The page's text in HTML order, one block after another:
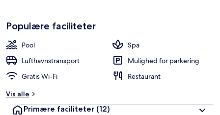
Populære faciliteter
Pool
Spa
Lufthavnstransport
Mulighed for parkering
Gratis Wi-Fi
Restaurant
Vis alle
Primære faciliteter (12)